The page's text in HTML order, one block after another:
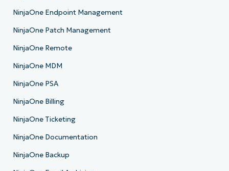
NinjaOne Endpoint Management
NinjaOne Patch Management
NinjaOne Remote
NinjaOne MDM
NinjaOne PSA
NinjaOne Billing
NinjaOne Ticketing
NinjaOne Documentation
NinjaOne Backup